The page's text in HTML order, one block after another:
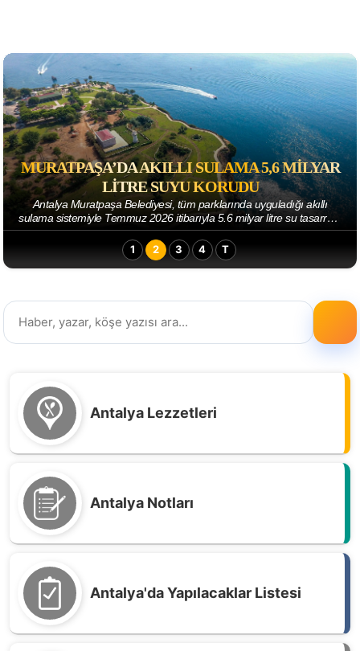
ODYSSEUS'UN FILMI KITABINA ILGIYI
ARTIRDI
Zuzu Kitap’ın hazırladığı Antalya’da haftanın en çok satan kitapları
listesinde ilk sırada yine şair Ahmet Telli var. Füsun Demiray’ın
kaleme aldığı “Şiirin,...
1
2 3 4 T
Antalya Lezzetleri
Antalya Notları
Antalya'da Yapılacaklar Listesi